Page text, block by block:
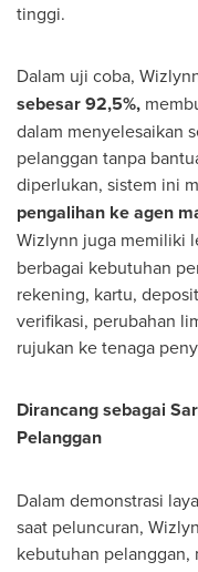
tinggi.
Dalam uji coba,
sebesar 92,5%,
dalam menyelesaikan
pelanggan tanpa
diperlukan, sistem ini
pengalihan ke agen
Wizlynn juga memiliki
berbagai kebutuhan
rekening, kartu,
verifikasi, perubahan
rujukan ke tenaga
Dirancang sebagai
Pelanggan
Dalam demonstrasi
saat peluncuran,
kebutuhan pelanggan,